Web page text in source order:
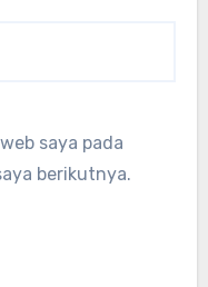
saya pada
berikutnya.